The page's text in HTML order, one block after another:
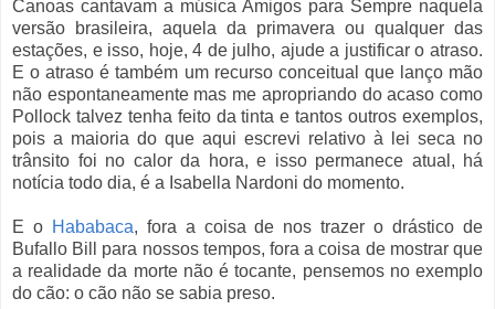
Canoas cantavam a música Amigos para Sempre naquela
versão brasileira, aquela da primavera ou qualquer das
estações, e isso, hoje, 4 de julho, ajude a justificar o atraso.
E o atraso é também um recurso conceitual que lanço mão
não espontaneamente mas me apropriando do acaso como
Pollock talvez tenha feito da tinta e tantos outros exemplos,
pois a maioria do que aqui escrevi relativo à lei seca no
trânsito foi no calor da hora, e isso permanece atual, há
notícia todo dia, é a Isabella Nardoni do momento.
E o Hababaca, fora a coisa de nos trazer o drástico de
Bufallo Bill para nossos tempos, fora a coisa de mostrar que
a realidade da morte não é tocante, pensemos no exemplo
do cão: o cão não se sabia preso.